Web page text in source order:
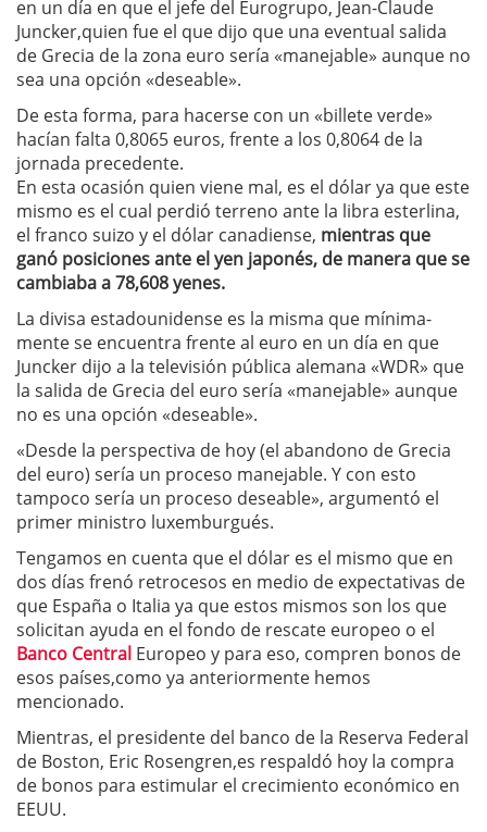
en un día en que el jefe del Eurogrupo, Jean-Claude
Juncker,quien fue el que dijo que una eventual salida
de Grecia de la zona euro sería «manejable» aunque no
sea una opción «deseable».
De esta forma, para hacerse con un «billete verde»
hacían falta 0,8065 euros, frente a los 0,8064 de la
jornada precedente.
En esta ocasión quien viene mal, es el dólar ya que este
mismo es el cual perdió terreno ante la libra esterlina,
el franco suizo y el dólar canadiense, mientras que
ganó posiciones ante el yen japonés, de manera que se
cambiaba a 78,608 yenes.
La divisa estadounidense es la misma que mínima-
mente se encuentra frente al euro en un día en que
Juncker dijo a la televisión pública alemana «WDR» que
la salida de Grecia del euro sería «manejable» aunque
no es una opción «deseable».
«Desde la perspectiva de hoy (el abandono de Grecia
del euro) sería un proceso manejable. Y con esto
tampoco sería un proceso deseable», argumentó el
primer ministro luxemburgués.
Tengamos en cuenta que el dólar es el mismo que en
dos días frenó retrocesos en medio de expectativas de
que España o Italia ya que estos mismos son los que
solicitan ayuda en el fondo de rescate europeo o el
Banco Central Europeo y para eso, compren bonos de
esos países,como ya anteriormente hemos
mencionado.
Mientras, el presidente del banco de la Reserva Federal
de Boston, Eric Rosengren,es respaldó hoy la compra
de bonos para estimular el crecimiento económico en
EEUU.